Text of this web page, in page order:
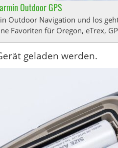
Outdoor GPS
Outdoor Navigation und los
Favoriten für Oregon, eTrex,
geladen werden.